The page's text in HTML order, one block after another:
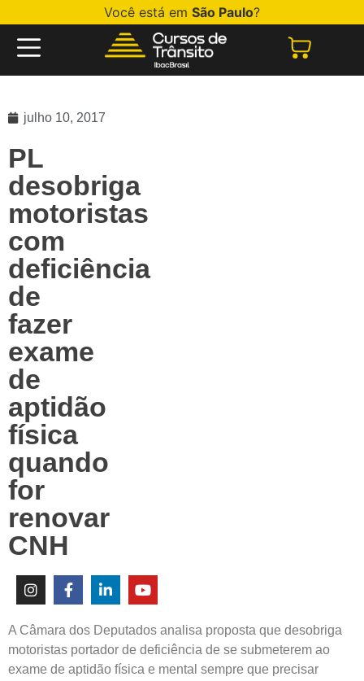
Você está em São Paulo?
julho 10, 2017
PL
desobriga
motoristas
com
deficiência
de
fazer
exame
de
aptidão
física
quando
for
renovar
CNH
A Câmara dos Deputados analisa proposta que desobriga
motoristas portador de deficiência de se submeterem ao
exame de aptidão física e mental sempre que precisar